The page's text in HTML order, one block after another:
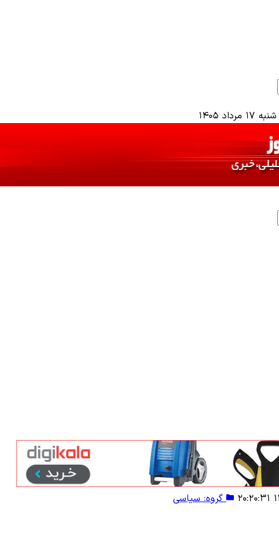
شنبه ۱۷ مرداد ۱۴۰۵
گروه: سیاسی